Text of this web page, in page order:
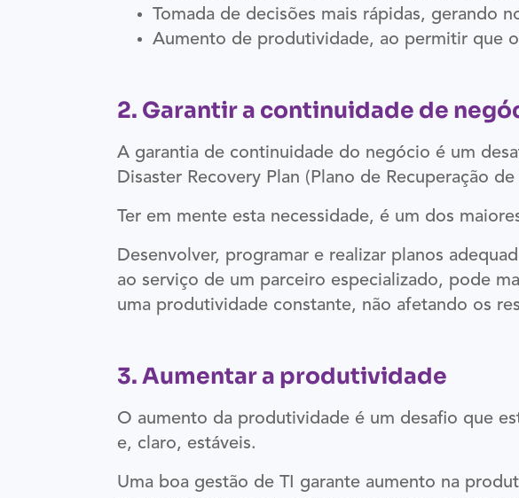
Tomada de decisões mais rápidas, gerando
Aumento de produtividade, ao permitir que
2. Garantir a continuidade de
A garantia de continuidade do negócio é um
Disaster Recovery Plan (Plano de Recuperação
Ter em mente esta necessidade, é um dos
Desenvolver, programar e realizar planos
ao serviço de um parceiro especializado, pode
uma produtividade constante, não afetando os
3. Aumentar a produtividade
O aumento da produtividade é um desafio que
e, claro, estáveis.
Uma boa gestão de TI garante aumento na